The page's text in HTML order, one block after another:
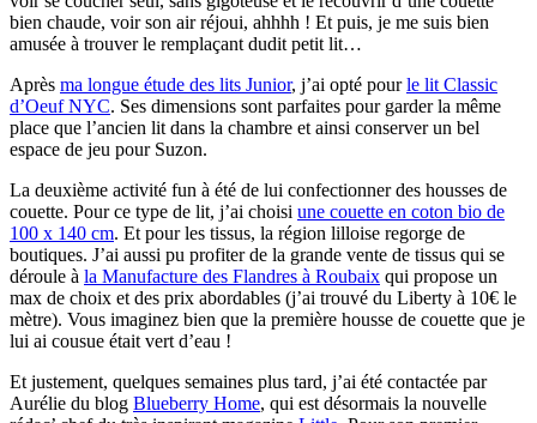
bien chaude, voir son air réjoui, ahhhh ! Et puis, je me suis bien
amusée à trouver le remplaçant dudit petit lit…
Après ma longue étude des lits Junior, j’ai opté pourle lit Classic
d’Oeuf NYC. Ses dimensions sont parfaites pour garder la même
place que l’ancien lit dans la chambre et ainsi conserver un bel
espace de jeu pour Suzon.
La deuxième activité fun à été de lui confectionner des housses de
couette. Pour ce type de lit, j’ai choisi une couette en coton bio de
100 x 140 cm. Et pour les tissus, la région lilloise regorge de
boutiques. J’ai aussi pu profiter de la grande vente de tissus qui se
déroule à la Manufacture des Flandres à Roubaix qui propose un
max de choix et des prix abordables (j’ai trouvé du Liberty à 10€ le
mètre). Vous imaginez bien que la première housse de couette que je
lui ai cousue était vert d’eau !
Et justement, quelques semaines plus tard, j’ai été contactée par
Aurélie du blog Blueberry Home, qui est désormais la nouvelle